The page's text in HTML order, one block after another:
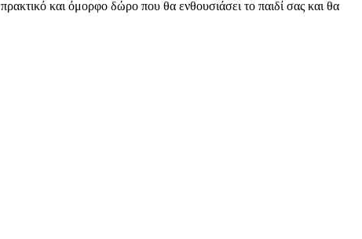
και όμορφο δώρο που θα ενθουσιάσει το παιδί σας και θα